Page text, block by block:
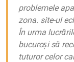
problemele
zona. site-ul
În urma
bucuroși să
tuturor celor